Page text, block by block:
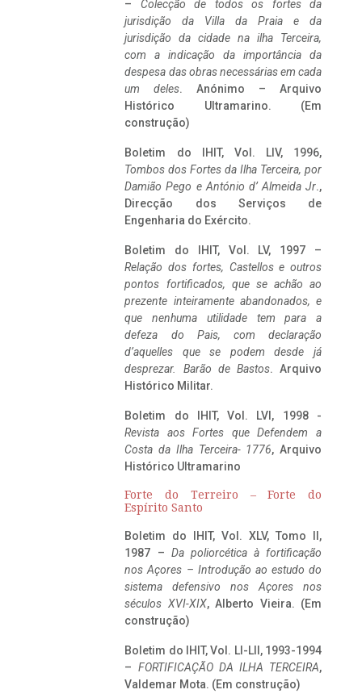
– Colecção de todos os fortes da
jurisdição da Villa da Praia e da
jurisdição da cidade na ilha Terceira,
com a indicação da importância da
despesa das obras necessárias em cada
um deles. Anónimo – Arquivo
Histórico Ultramarino. (Em
construção)
Boletim do IHIT, Vol. LIV, 1996,
Tombos dos Fortes da Ilha Terceira, por
Damião Pego e António d’ Almeida Jr.,
Direcção dos Serviços de
Engenharia do Exército.
Boletim do IHIT, Vol. LV, 1997 –
Relação dos fortes, Castellos e outros
pontos fortificados, que se achão ao
prezente inteiramente abandonados, e
que nenhuma utilidade tem para a
defeza do Pais, com declaração
d’aquelles que se podem desde já
desprezar. Barão de Bastos. Arquivo
Histórico Militar.
Boletim do IHIT, Vol. LVI, 1998 -
Revista aos Fortes que Defendem a
Costa da Ilha Terceira- 1776, Arquivo
Histórico Ultramarino
Forte do Terreiro – Forte do
Espírito Santo
Boletim do IHIT, Vol. XLV, Tomo II,
1987 – Da poliorcética à fortificação
nos Açores – Introdução ao estudo do
sistema defensivo nos Açores nos
séculos XVI-XIX, Alberto Vieira. (Em
construção)
Boletim do IHIT, Vol. LI-LII, 1993-1994
– FORTIFICAÇÃO DA ILHA TERCEIRA,
Valdemar Mota. (Em construção)